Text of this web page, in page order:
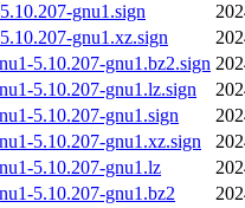
gnu1.sign
gnu1.xz.sign
5.10.207-gnu1.bz2.sign
5.10.207-gnu1.lz.sign
5.10.207-gnu1.sign
5.10.207-gnu1.xz.sign
5.10.207-gnu1.lz
5.10.207-gnu1.bz2